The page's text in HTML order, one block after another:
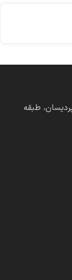
طبقه